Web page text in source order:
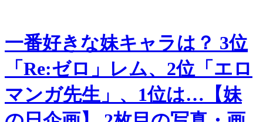
一番好きな妹キャラは？ 3位
「Re:ゼロ」レム、2位「エロ
マンガ先生」、1位は…【妹